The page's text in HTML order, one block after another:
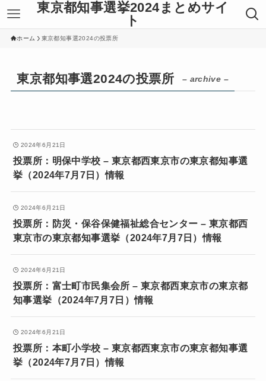
東京都知事選挙2024まとめサイ
ト
ホーム 東京都知事選2024の投票所
東京都知事選2024の投票所 – archive –
2024年6月21日
投票所：明保中学校 – 東京都西東京市の東京都知事選
挙（2024年7月7日）情報
2024年6月21日
投票所：防災・保谷保健福祉総合センター – 東京都西
東京市の東京都知事選挙（2024年7月7日）情報
2024年6月21日
投票所：富士町市民集会所 – 東京都西東京市の東京都
知事選挙（2024年7月7日）情報
2024年6月21日
投票所：本町小学校 – 東京都西東京市の東京都知事選
挙（2024年7月7日）情報